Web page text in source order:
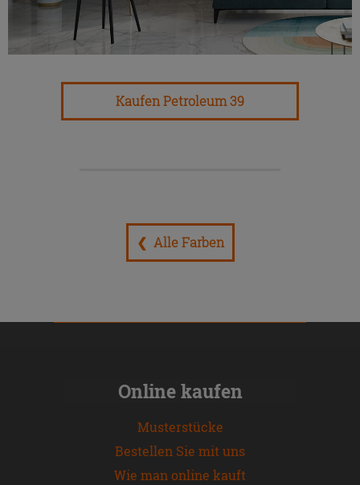
Kaufen Petroleum 39
❮ Alle Farben
Online kaufen
Musterstücke
Bestellen Sie mit uns
Wie man online kauft